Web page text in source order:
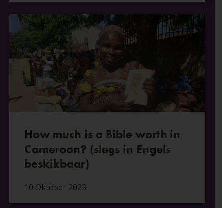
How much is a Bible worth in
Cameroon? (slegs in Engels
beskikbaar)
10 Oktober 2023